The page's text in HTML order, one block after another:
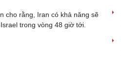
cho rằng, Iran có khả năng sẽ
trong vòng 48 giờ tới.